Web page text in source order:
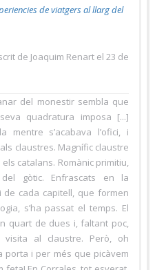
de viatgers al llarg del
de Joaquim Renart el 23 de
del monestir sembla que
quadratura imposa [...]
s’acabava l’ofici, i
claustres. Magnífic claustre
catalans. Romànic primitiu,
gòtic. Enfrascats en la
cada capitell, que formen
s’ha passat el temps. El
quart de dues i, faltant poc,
al claustre. Però, oh
porta i per més que picàvem